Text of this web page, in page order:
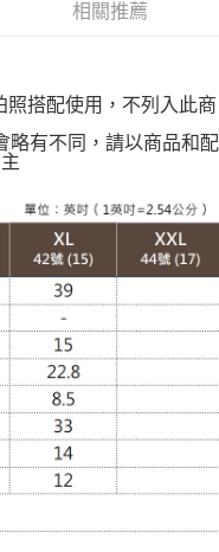
相關推薦
搭配使用，不列入此商
略有不同，請以商品和配